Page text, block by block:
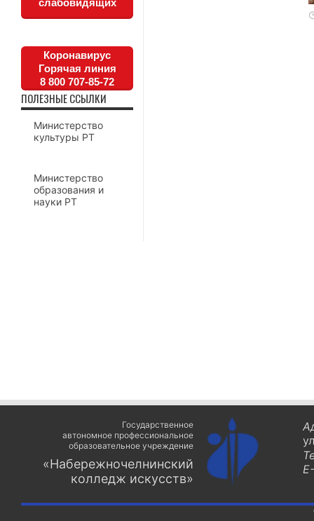
слабовидящих
Коронавирус
Горячая линия
8 800 707-85-72
ПОЛЕЗНЫЕ ССЫЛКИ
Министерство
культуры РТ
Министерство
образования и
науки РТ
Государственное
автономное профессиональное
образовательное учреждение
«Набережночелнинский
колледж искусств»